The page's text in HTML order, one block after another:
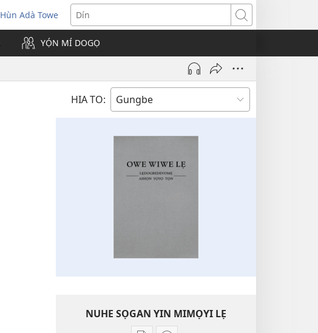
Hùn Adà Towe
(opens
new
window)
Dín
YỌ́N MÍ DOGỌ
HIA TO:
NUHE SỌGAN YIN MIMỌYI LẸ